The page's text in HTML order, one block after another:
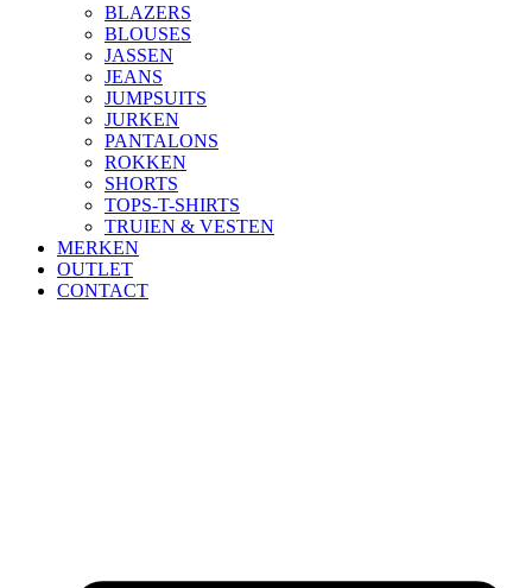
BLAZERS
BLOUSES
JASSEN
JEANS
JUMPSUITS
JURKEN
PANTALONS
ROKKEN
SHORTS
TOPS-T-SHIRTS
TRUIEN & VESTEN
MERKEN
OUTLET
CONTACT